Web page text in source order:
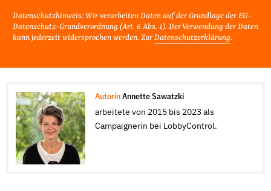
Datenschutzhinweis: Wir verarbeiten Daten auf der Grundlage der EU-
Datenschutz-Grundverordnung (Art. 6 Abs. 1). Der Verwendung der Daten
kann jederzeit widersprochen werden. Zur Datenschutzerklärung.
Autorin Annette Sawatzki
arbeitete von 2015 bis 2023 als
Campaignerin bei LobbyControl.